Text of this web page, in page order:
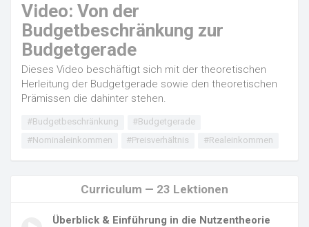
Video: Von der
Budgetbeschränkung zur
Budgetgerade
Dieses Video beschäftigt sich mit der theoretischen
Herleitung der Budgetgerade sowie den theoretischen
Prämissen die dahinter stehen.
#Budgetbeschränkung
#Budgetgerade
#Nominaleinkommen
#Preisverhältnis #Realeinkommen
Curriculum — 23 Lektionen
Überblick & Einführung in die Nutzentheorie